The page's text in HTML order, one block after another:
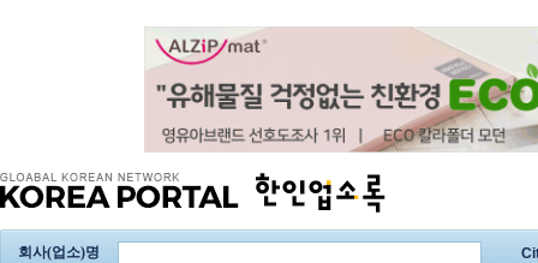
회사(업소)명